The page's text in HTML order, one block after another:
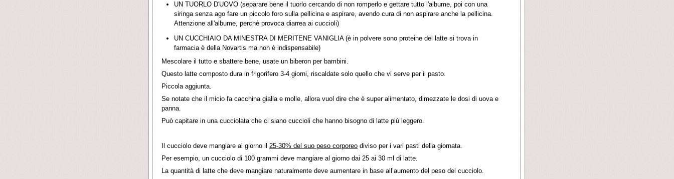
UN TUORLO D'UOVO (separare bene il tuorlo cercando di non romperlo e gettare tutto l'albume, poi con una
siringa senza ago fare un piccolo foro sulla pellicina e aspirare, avendo cura di non aspirare anche la pellicina.
Attenzione all'albume, perchè provoca diarrea ai cuccioli)
UN CUCCHIAIO DA MINESTRA DI MERITENE VANIGLIA (è in polvere sono proteine del latte si trova in
farmacia è della Novartis ma non è indispensabile)
Mescolare il tutto e sbattere bene, usate un biberon per bambini.
Questo latte composto dura in frigorifero 3-4 giorni, riscaldate solo quello che vi serve per il pasto.
Piccola aggiunta.
Se notate che il micio fa cacchina gialla e molle, allora vuol dire che è super alimentato, dimezzate le dosi di uova e
panna.
Può capitare in una cucciolata che ci siano cuccioli che hanno bisogno di latte più leggero.
Il cucciolo deve mangiare al giorno il 25-30% del suo peso corporeo diviso per i vari pasti della giornata.
Per esempio, un cucciolo di 100 grammi deve mangiare al giorno dai 25 ai 30 ml di latte.
La quantità di latte che deve mangiare naturalmente deve aumentare in base all’aumento del peso del cucciolo.